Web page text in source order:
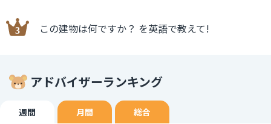
この建物は何ですか？ を英語で教えて!
アドバイザーランキング
週間 月間 総合